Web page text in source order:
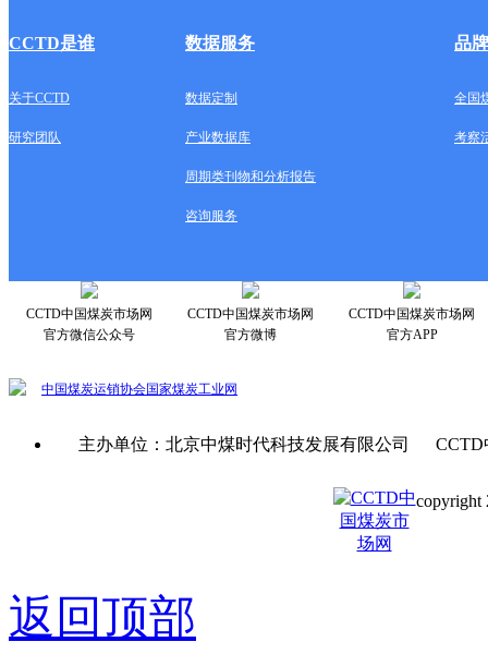
CCTD是谁 数据服务 品
关于CCTD 数据定制 全国
研究团队 产业数据库 考察
周期类刊物和分析报告
咨询服务
CCTD中国煤炭市场网
官方微信公众号
CCTD中国煤炭市场网
官方微博
CCTD中国煤炭市场网
官方APP
中国煤炭运销协会国家煤炭工业网
主办单位：北京中煤时代科技发展有限公司
copyright
返回顶部